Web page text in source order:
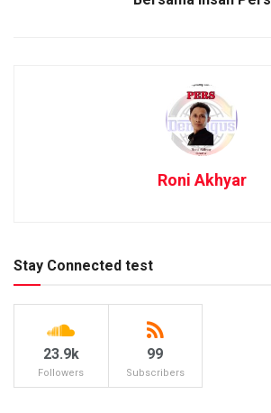
Roni Akhyar
Stay Connected test
23.9k
Followers
99
Subscribers